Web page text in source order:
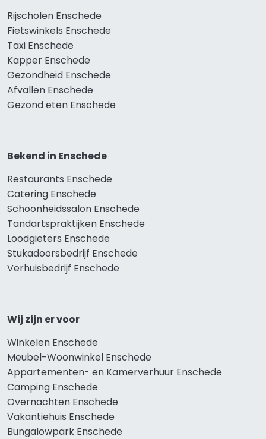
Rijscholen Enschede
Fietswinkels Enschede
Taxi Enschede
Kapper Enschede
Gezondheid Enschede
Afvallen Enschede
Gezond eten Enschede
Bekend in Enschede
Restaurants Enschede
Catering Enschede
Schoonheidssalon Enschede
Tandartspraktijken Enschede
Loodgieters Enschede
Stukadoorsbedrijf Enschede
Verhuisbedrijf Enschede
Wij zijn er voor
Winkelen Enschede
Meubel-Woonwinkel Enschede
Appartementen- en Kamerverhuur Enschede
Camping Enschede
Overnachten Enschede
Vakantiehuis Enschede
Bungalowpark Enschede